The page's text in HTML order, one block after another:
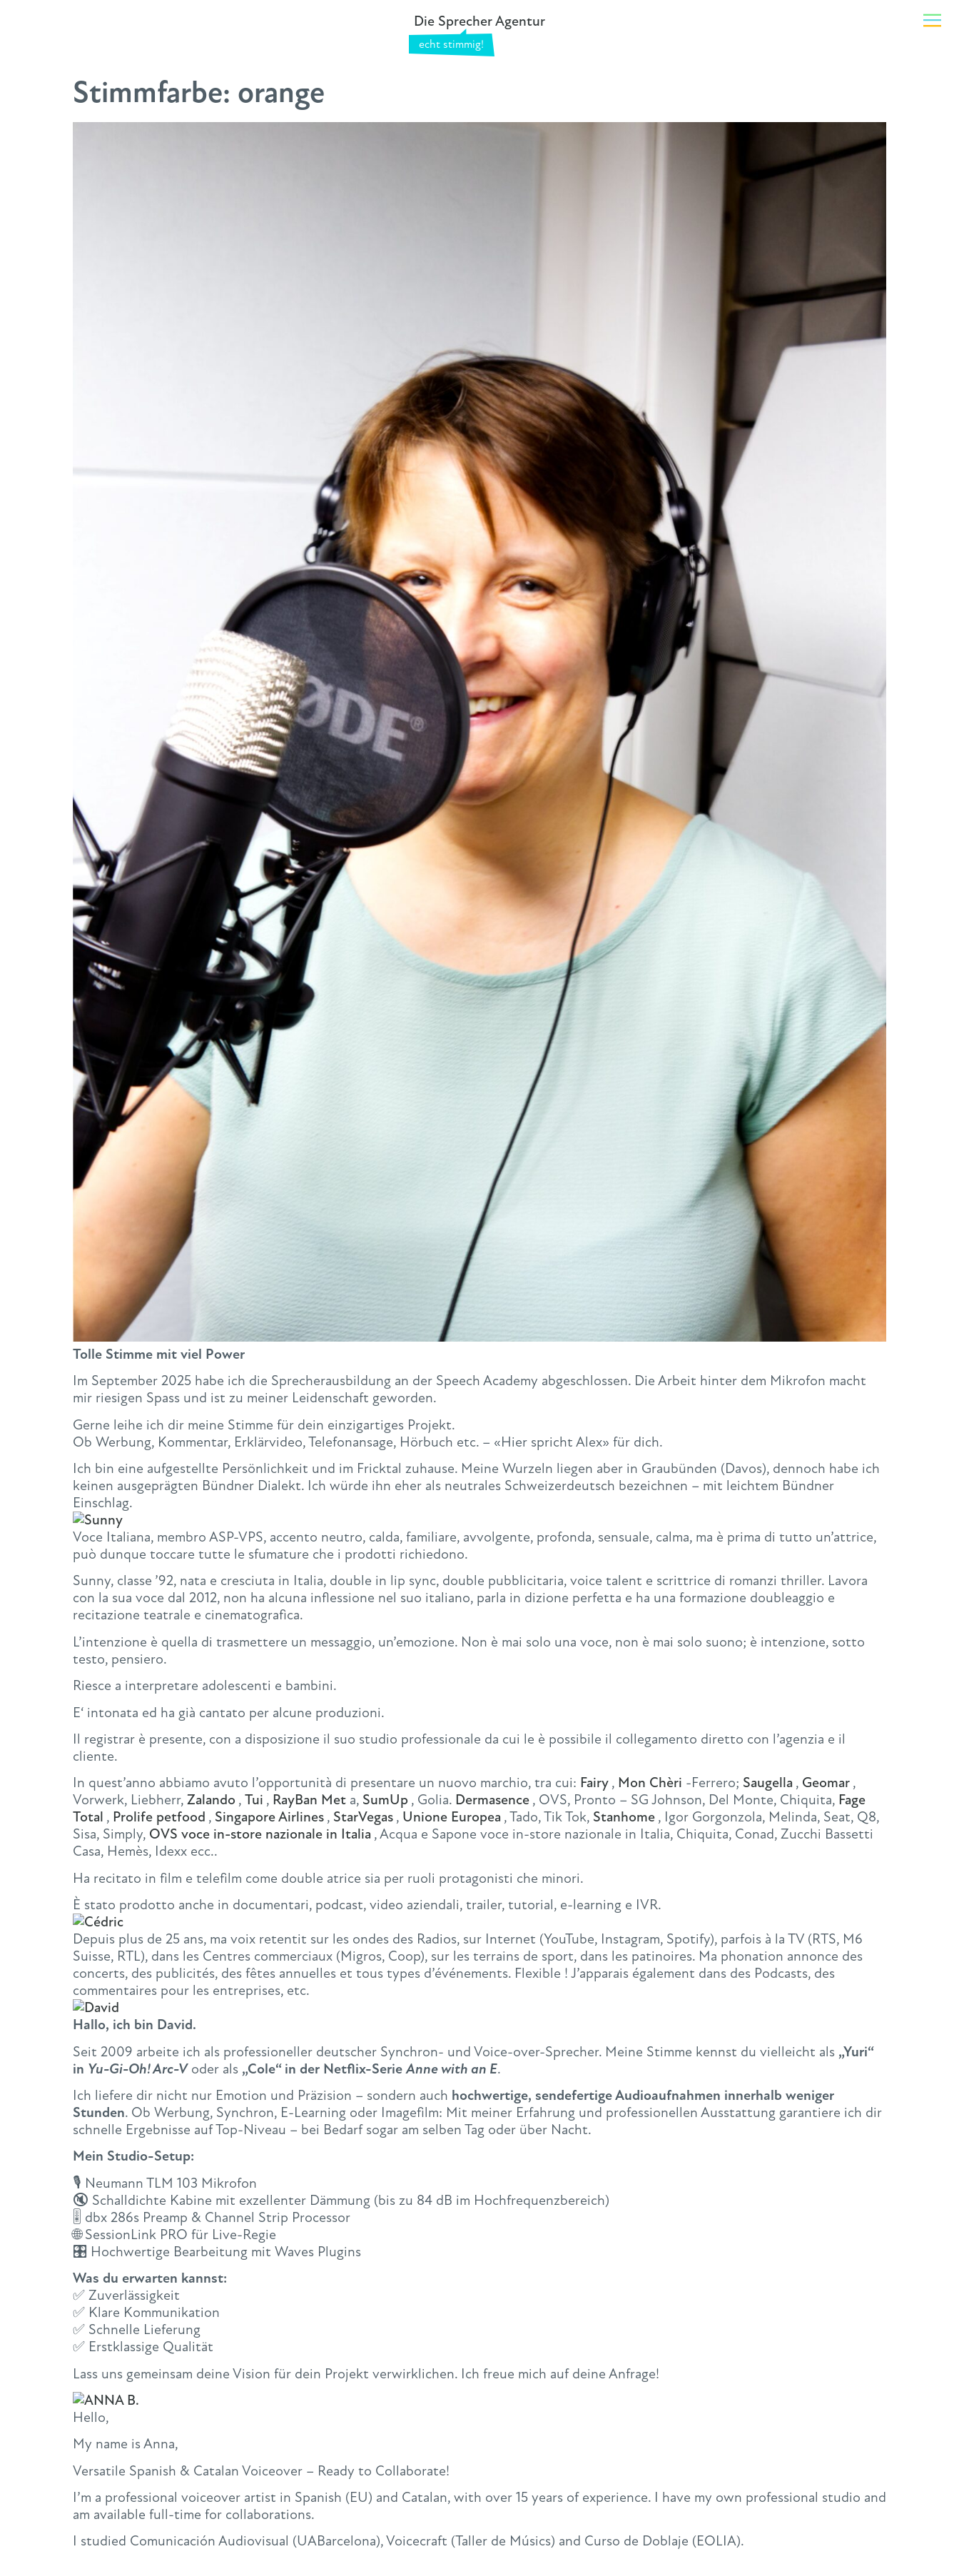
Die Sprecher Agentur
Stimmfarbe: orange
Tolle Stimme mit viel Power
Im September 2025 habe ich die Sprecherausbildung an der Speech Academy abgeschlossen. Die Arbeit hinter dem Mikrofon macht
mir riesigen Spass und ist zu meiner Leidenschaft geworden.
Gerne leihe ich dir meine Stimme für dein einzigartiges Projekt.
Ob Werbung, Kommentar, Erklärvideo, Telefonansage, Hörbuch etc. – «Hier spricht Alex» für dich.
Ich bin eine aufgestellte Persönlichkeit und im Fricktal zuhause. Meine Wurzeln liegen aber in Graubünden (Davos), dennoch habe ich
keinen ausgeprägten Bündner Dialekt. Ich würde ihn eher als neutrales Schweizerdeutsch bezeichnen – mit leichtem Bündner
Einschlag.
Voce Italiana, membro ASP-VPS, accento neutro, calda, familiare, avvolgente, profonda, sensuale, calma, ma è prima di tutto un’attrice,
può dunque toccare tutte le sfumature che i prodotti richiedono.
Sunny, classe ’92, nata e cresciuta in Italia, double in lip sync, double pubblicitaria, voice talent e scrittrice di romanzi thriller. Lavora
con la sua voce dal 2012, non ha alcuna inflessione nel suo italiano, parla in dizione perfetta e ha una formazione doubleaggio e
recitazione teatrale e cinematografica.
L’intenzione è quella di trasmettere un messaggio, un’emozione. Non è mai solo una voce, non è mai solo suono; è intenzione, sotto
testo, pensiero.
Riesce a interpretare adolescenti e bambini.
E‘ intonata ed ha già cantato per alcune produzioni.
Il registrar è presente, con a disposizione il suo studio professionale da cui le è possibile il collegamento diretto con l’agenzia e il
cliente.
In quest’anno abbiamo avuto l’opportunità di presentare un nuovo marchio, tra cui: Fairy , Mon Chèri -Ferrero; Saugella , Geomar ,
Vorwerk, Liebherr, Zalando , Tui , RayBan Met a, SumUp , Golia. Dermasence , OVS, Pronto – SG Johnson, Del Monte, Chiquita, Fage
Total , Prolife petfood , Singapore Airlines , StarVegas , Unione Europea , Tado, Tik Tok, Stanhome , Igor Gorgonzola, Melinda, Seat, Q8,
Sisa, Simply, OVS voce in-store nazionale in Italia , Acqua e Sapone voce in-store nazionale in Italia, Chiquita, Conad, Zucchi Bassetti
Casa, Hemès, Idexx ecc..
Ha recitato in film e telefilm come double atrice sia per ruoli protagonisti che minori.
È stato prodotto anche in documentari, podcast, video aziendali, trailer, tutorial, e-learning e IVR.
Depuis plus de 25 ans, ma voix retentit sur les ondes des Radios, sur Internet (YouTube, Instagram, Spotify), parfois à la TV (RTS, M6
Suisse, RTL), dans les Centres commerciaux (Migros, Coop), sur les terrains de sport, dans les patinoires. Ma phonation annonce des
concerts, des publicités, des fêtes annuelles et tous types d’événements. Flexible ! J’apparais également dans des Podcasts, des
commentaires pour les entreprises, etc.
Hallo, ich bin David.
Seit 2009 arbeite ich als professioneller deutscher Synchron- und Voice-over-Sprecher. Meine Stimme kennst du vielleicht als „Yuri“
in Yu-Gi-Oh! Arc-Voder als „Cole“ in der Netflix-SerieAnne with an E.
Ich liefere dir nicht nur Emotion und Präzision – sondern auch hochwertige, sendefertige Audioaufnahmen innerhalb weniger
Stunden. Ob Werbung, Synchron, E-Learning oder Imagefilm: Mit meiner Erfahrung und professionellen Ausstattung garantiere ich dir
schnelle Ergebnisse auf Top-Niveau – bei Bedarf sogar am selben Tag oder über Nacht.
Mein Studio-Setup:
🎙 Neumann TLM 103 Mikrofon
🔇 Schalldichte Kabine mit exzellenter Dämmung (bis zu 84 dB im Hochfrequenzbereich)
🎚 dbx 286s Preamp & Channel Strip Processor
🌐 SessionLink PRO für Live-Regie
🎛 Hochwertige Bearbeitung mit Waves Plugins
Was du erwarten kannst:
✅ Zuverlässigkeit
✅ Klare Kommunikation
✅ Schnelle Lieferung
✅ Erstklassige Qualität
Lass uns gemeinsam deine Vision für dein Projekt verwirklichen. Ich freue mich auf deine Anfrage!
Hello,
My name is Anna,
Versatile Spanish & Catalan Voiceover – Ready to Collaborate!
I’m a professional voiceover artist in Spanish (EU) and Catalan, with over 15 years of experience. I have my own professional studio and
am available full-time for collaborations.
I studied Comunicación Audiovisual (UABarcelona), Voicecraft (Taller de Músics) and Curso de Doblaje (EOLIA).